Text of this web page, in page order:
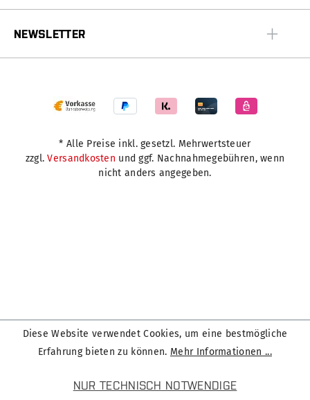
NEWSLETTER
* Alle Preise inkl. gesetzl. Mehrwertsteuer
zzgl.Versandkosten und ggf. Nachnahmegebühren, wenn
nicht anders angegeben.
Diese Website verwendet Cookies, um eine bestmögliche
Erfahrung bieten zu können. Mehr Informationen ...
NUR TECHNISCH NOTWENDIGE